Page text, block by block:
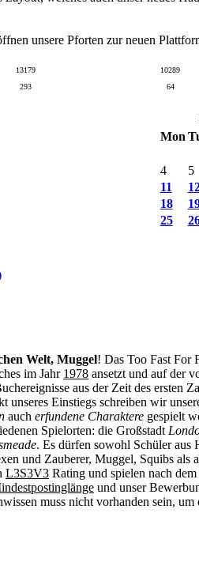
unsere Pforten zur neuen
13179 10289
293 64
Mon
4
5
11
18
25
Welt, Muggel! Das Too Fast For
im Jahr 1978 ansetzt und auf der
aus der Zeit des ersten
unseres Einstiegs schreiben wir
auch erfundene Charaktere gespielt
Spielorten: die Großstadt
. Es dürfen sowohl Schüler aus
und Zauberer, Muggel, Squibs als
L3S3V3 Rating und spielen nach
und unser
muss nicht vorhanden sein,